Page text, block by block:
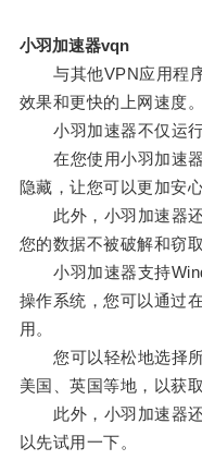
小羽加速器vqn
与其他VPN应用程序
效果和更快的上网速度。
小羽加速器不仅运行
在您使用小羽加速器
隐藏，让您可以更加安
此外，小羽加速器还
您的数据不被破解和窃取
小羽加速器支持
操作系统，您可以通过
用。
您可以轻松地选择所
美国、英国等地，以获
此外，小羽加速器还
以先试用一下。